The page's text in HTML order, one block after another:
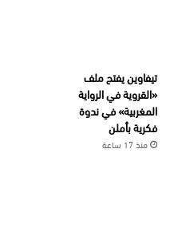
تيفاوين يفتح ملف
«القروية في الرواية
المغربية» في ندوة
فكرية بأملن
منذ 17 ساعة